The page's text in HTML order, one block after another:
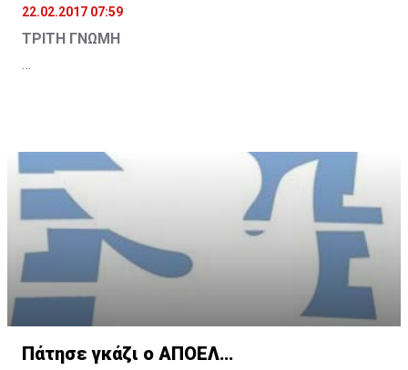
22.02.2017 07:59
ΤΡΙΤΗ ΓΝΩΜΗ
Και αν για το ΑΕΚ-Ανόρθωση, πιθανόν να είναι το
πρώτο ημίχρονο για την υπόθεση πρόκριση, δεν ισχύει
το ίδιο στο άλλο ντέρμπι ανάμεσα σε Απόλλωνα και
Ομόνοια.
Εκεί ο χαμένος αποχαιρετά τον θεσμό και
πρωταθλήματος, χωρίς όμως να του εγγυάται κανένας
ότι θα πετύχαινε τους αρχικούς του στόχους.
Πάτησε γκάζι ο ΑΠΟΕΛ…